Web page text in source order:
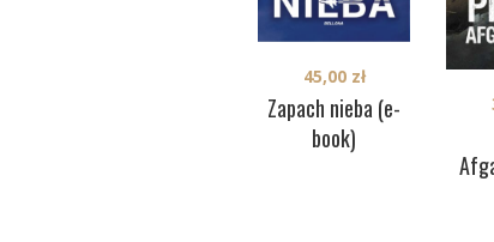
Zapach nieba (e-
book)
45,00 zł